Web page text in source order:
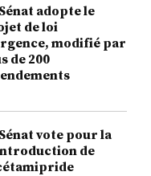
adopte le
de loi
modifié par
de 200
vote pour la
de